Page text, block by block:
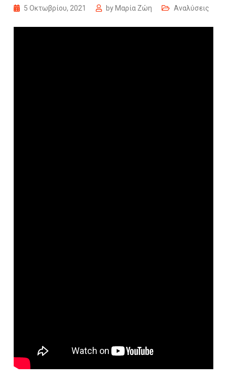
5 Οκτωβρίου, 2021 by Μαρία Ζώη Αναλύσεις